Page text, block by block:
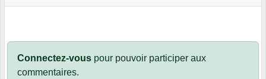
Connectez-vous pour pouvoir participer aux
commentaires.